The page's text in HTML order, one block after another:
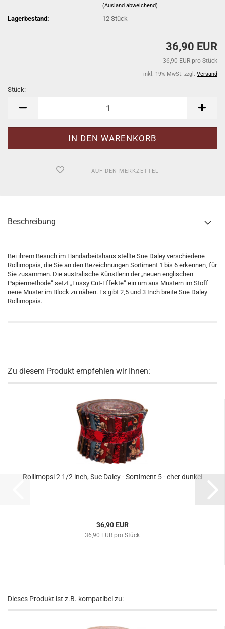
(Ausland abweichend)
Lagerbestand: 12Stück
36,90 EUR
36,90 EUR pro Stück
inkl. 19% MwSt. zzgl. Versand
Stück:
AUF DEN MERKZETTEL
Beschreibung
Bei ihrem Besuch im Handarbeitshaus stellte Sue Daley verschiedene
Rollimopsis, die Sie an den Bezeichnungen Sortiment 1 bis 6 erkennen, für
Sie zusammen. Die australische Künstlerin der „neuen englischen
Papiermethode“ setzt „Fussy Cut-Effekte“ ein um aus Mustern im Stoff
neue Muster im Block zu nähen. Es gibt 2,5 und 3 Inch breite Sue Daley
Rollimopsis.
Zu diesem Produkt empfehlen wir Ihnen:
Rollimopsi 2 1/2 inch, Sue Daley - Sortiment 5 - eher dunkel
36,90 EUR
36,90 EUR pro Stück
Dieses Produkt ist z.B. kompatibel zu: